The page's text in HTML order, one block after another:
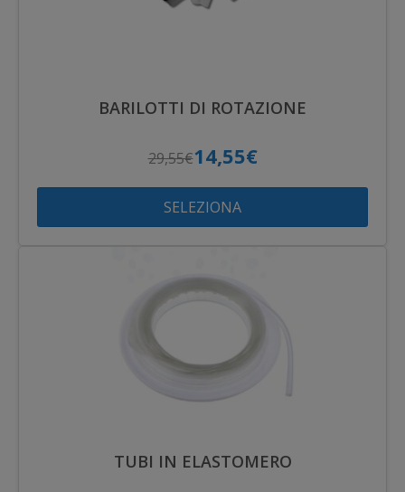
BARILOTTI DI ROTAZIONE
29,55€14,55€
SELEZIONA
TUBI IN ELASTOMERO